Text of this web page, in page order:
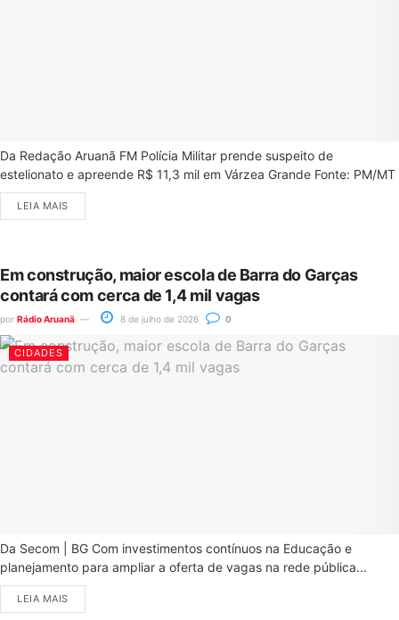
Da Redação Aruanã FM Polícia Militar prende suspeito de
estelionato e apreende R$ 11,3 mil em Várzea Grande Fonte: PM/MT
LEIA MAIS
Em construção, maior escola de Barra do Garças
contará com cerca de 1,4 mil vagas
por Rádio Aruanã 8 de julho de 2026 0
CIDADES
Da Secom | BG Com investimentos contínuos na Educação e
planejamento para ampliar a oferta de vagas na rede pública...
LEIA MAIS